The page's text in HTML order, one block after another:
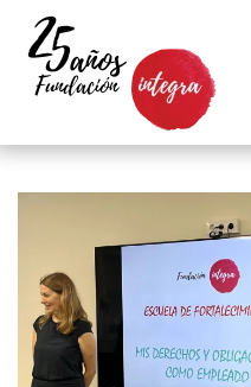
Skip to main content